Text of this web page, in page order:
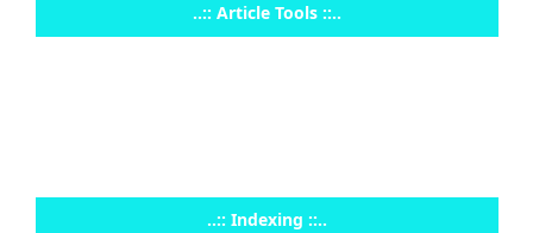
..:: Article Tools ::..
..:: Indexing ::..